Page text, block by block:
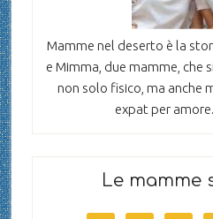
Mamme nel deserto è la
e Mimma, due mamme, che
non solo fisico, ma anche
expat per amore.
Le mamme